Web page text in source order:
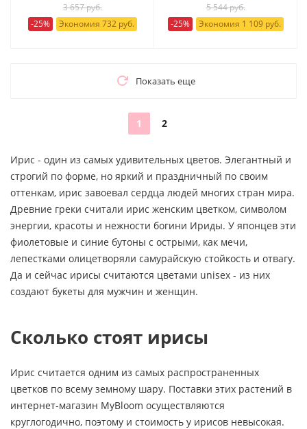
3 657 руб.
-25%
Экономия 732 руб.
5 544 руб.
-25%
Экономия 1 109 руб.
Показать еще
1 2
Ирис - один из самых удивительных цветов. Элегантный и
строгий по форме, но яркий и праздничный по своим
оттенкам, ирис завоевал сердца людей многих стран мира.
Древние греки считали ирис женским цветком, символом
энергии, красоты и нежности богини Ириды. У японцев эти
фиолетовые и синие бутоны с острыми, как мечи,
лепестками олицетворяли самурайскую стойкость и отвагу.
Да и сейчас ирисы считаются цветами unisex - из них
создают букеты для мужчин и женщин.
Сколько стоят ирисы
Ирис считается одним из самых распространенных
цветков по всему земному шару. Поставки этих растений в
интернет-магазин MyBloom осуществляются
круглогодично, поэтому и стоимость у ирисов невысокая.